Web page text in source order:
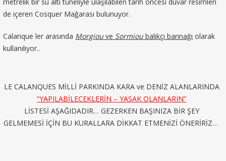
de içeren Cosquer Mağarası bulunuyor.
Calanque ler arasında Morgiou ve Sormiou balıkçı barınağı olarak
kullanılıyor..
LE CALANQUES MİLLİ PARKINDA KARA ve DENİZ ALANLARINDA
“YAPILABİLECEKLERİN – YASAK OLANLARIN”
LİSTESİ AŞAĞIDADIR… GEZERKEN BAŞINIZA BİR ŞEY
GELMEMESİ İÇİN BU KURALLARA DİKKAT ETMENİZİ ÖNERİRİZ…